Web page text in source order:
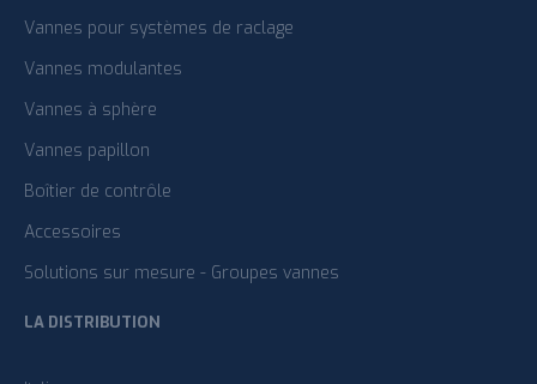
Vannes pour systèmes de raclage
Vannes modulantes
Vannes à sphère
Vannes papillon
Boîtier de contrôle
Accessoires
Solutions sur mesure - Groupes vannes
LA DISTRIBUTION